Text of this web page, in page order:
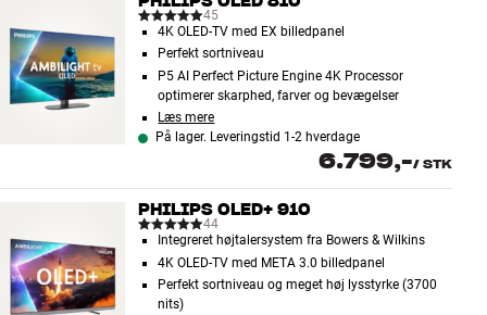
45
4K OLED-TV med EX billedpanel
Perfekt sortniveau
P5 AI Perfect Picture Engine 4K Processor
optimerer skarphed, farver og bevægelser
Læs mere
På lager. Leveringstid 1-2 hverdage
6.799,-/ STK
PHILIPS OLED+ 910
44
Integreret højtalersystem fra Bowers & Wilkins
4K OLED-TV med META 3.0 billedpanel
Perfekt sortniveau og meget høj lysstyrke (3700
nits)